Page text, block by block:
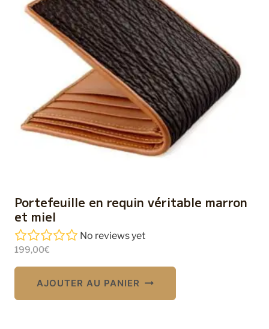
Portefeuille en requin véritable marron
et miel
No reviews yet
199,00€
AJOUTER AU PANIER